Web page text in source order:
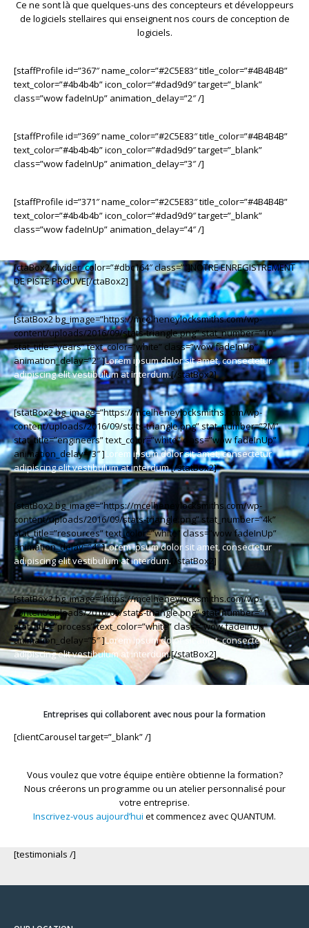
Ce ne sont là que quelques-uns des concepteurs et développeurs
de logiciels stellaires qui enseignent nos cours de conception de
logiciels.
[staffProfile id=”367″ name_color=”#2C5E83″ title_color=”#4B4B4B”
text_color=”#4b4b4b” icon_color=”#dad9d9″ target=”_blank”
class=”wow fadeInUp” animation_delay=”2″ /]
[staffProfile id=”369″ name_color=”#2C5E83″ title_color=”#4B4B4B”
text_color=”#4b4b4b” icon_color=”#dad9d9″ target=”_blank”
class=”wow fadeInUp” animation_delay=”3″ /]
[staffProfile id=”371″ name_color=”#2C5E83″ title_color=”#4B4B4B”
text_color=”#4b4b4b” icon_color=”#dad9d9″ target=”_blank”
class=”wow fadeInUp” animation_delay=”4″ /]
[ctaBox2 divider_color=”#dbc164″ class=””]NOTRE ENREGISTREMENT
DE PISTE PROUVE[/ctaBox2]
[statBox2 bg_image=”https://mcelheneylocksmiths.com/wp-
content/uploads/2016/09/stats-triangle.png” stat_number=”10″
stat_title=”years” text_color=”white” class=”wow fadeInUp”
animation_delay=”2″ ]Lorem ipsum dolor sit amet, consectetur
adipiscing elit vestibulum at interdum.[/statBox2]
[statBox2 bg_image=”https://mcelheneylocksmiths.com/wp-
content/uploads/2016/09/stats-triangle.png” stat_number=”2M”
stat_title=”engineers” text_color=”white” class=”wow fadeInUp”
animation_delay=”3″ ]Lorem ipsum dolor sit amet, consectetur
adipiscing elit vestibulum at interdum.[/statBox2]
[statBox2 bg_image=”https://mcelheneylocksmiths.com/wp-
content/uploads/2016/09/stats-triangle.png” stat_number=”4k”
stat_title=”resources” text_color=”white” class=”wow fadeInUp”
animation_delay=”4″ ]Lorem ipsum dolor sit amet, consectetur
adipiscing elit vestibulum at interdum. [/statBox2]
[statBox2 bg_image=”https://mcelheneylocksmiths.com/wp-
content/uploads/2016/09/stats-triangle.png” stat_number=”1″
stat_title=”process” text_color=”white” class=”wow fadeInUp”
animation_delay=”5″ ]Lorem ipsum dolor sit amet, consectetur
adipiscing elit vestibulum at interdum.[/statBox2]
Entreprises qui collaborent avec nous pour la formation
[clientCarousel target=”_blank” /]
Vous voulez que votre équipe entière obtienne la formation?
Nous créerons un programme ou un atelier personnalisé pour
votre entreprise.
Inscrivez-vous aujourd’hui et commencez avec QUANTUM.
[testimonials /]